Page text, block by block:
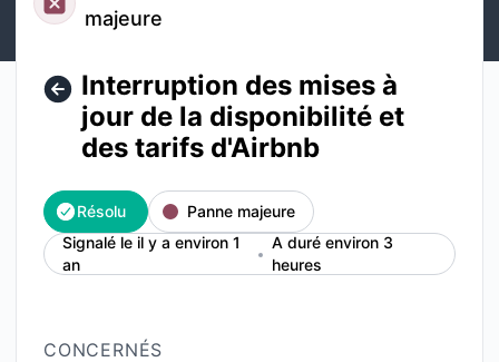
majeure
Interruption des mises à
jour de la disponibilité et
des tarifs d'Airbnb
Résolu
Panne majeure
Signalé le il y a environ 1
an
A duré environ 3
heures
CONCERNÉS